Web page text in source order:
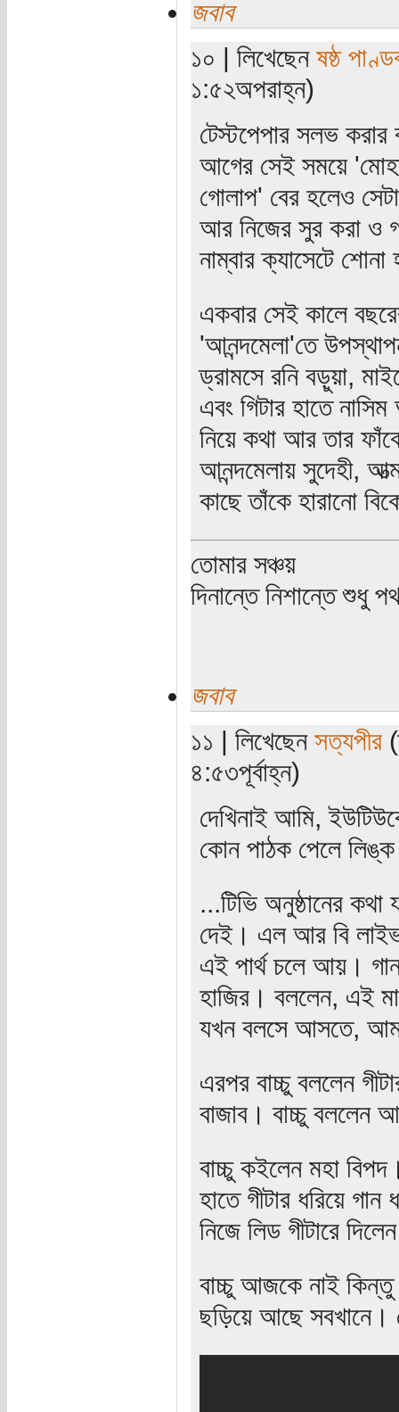
জবাব
১০ | লিখেছেন ষষ্ঠ
১:৫২অপরাহ্ন)
টেস্টপেপার সলভ করার
আগের সেই সময়ে
গোলাপ' বের হলেও
আর নিজের সুর করা ও
নাম্বার ক্যাসেটে
একবার সেই কালে
'আনন্দমেলা'তে
ড্রামসে রনি বড়ুয়া,
এবং গিটার হাতে
নিয়ে কথা আর তার
আনন্দমেলায় সুদেহী,
কাছে তাঁকে হারানো
তোমার সঞ্চয়
দিনান্তে নিশান্তে শুধু
জবাব
১১ | লিখেছেন সত্যপীর
৪:৫৩পূর্বাহ্ন)
দেখিনাই আমি,
কোন পাঠক পেলে লিঙ্ক
...টিভি অনুষ্ঠানের
দেই। এল আর বি
এই পার্থ চলে আয়।
হাজির। বললেন, এই
যখন বলসে আসতে,
এরপর বাচ্চু বললেন
বাজাব। বাচ্চু বললেন
বাচ্চু কইলেন মহা
হাতে গীটার ধরিয়ে
নিজে লিড গীটারে
বাচ্চু আজকে নাই কিন্তু
ছড়িয়ে আছে